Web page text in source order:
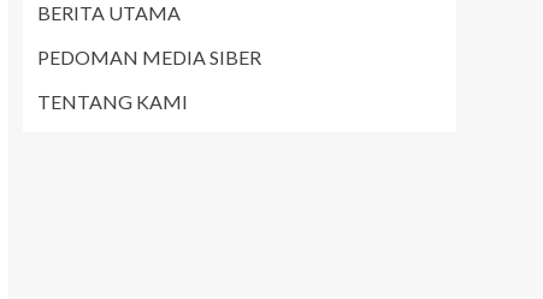
BERITA UTAMA
PEDOMAN MEDIA SIBER
TENTANG KAMI